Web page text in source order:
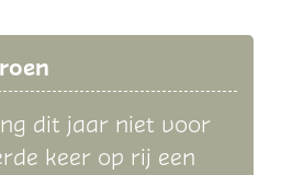
dit jaar niet voor
keer op rij een